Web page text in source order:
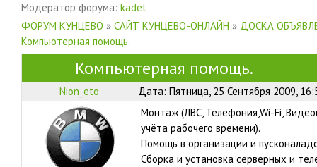
Модератор форума: kadet
ФОРУМ КУНЦЕВО » САЙТ КУНЦЕВО-ОНЛАЙН » ДОСКА
Компьютерная помощь.
Компьютерная помощь.
Nion_eto Дата: Пятница, 25 Сентября 2009,
Монтаж (ЛВС, Телефония,Wi-Fi,
учёта рабочего времени).
Помощь в организации и
Сборка и установка серверных и